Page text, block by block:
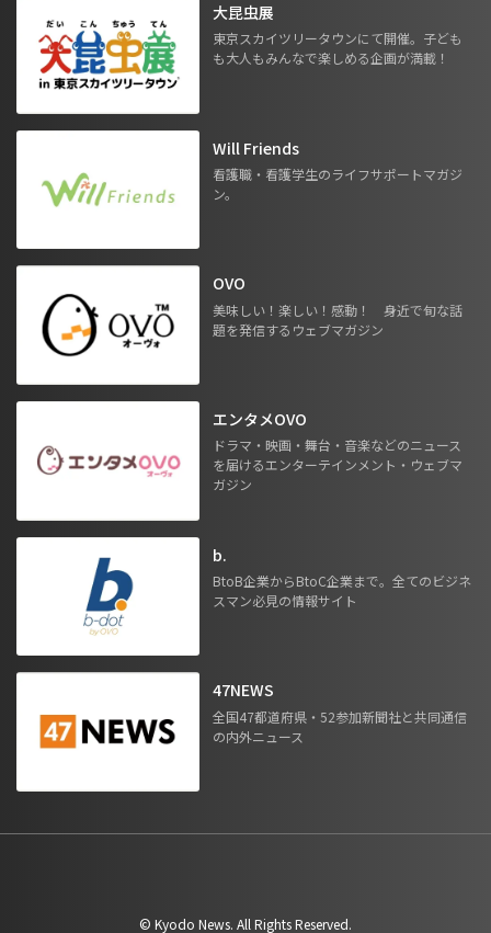
大昆虫展
東京スカイツリータウンにて開催。子ども
も大人もみんなで楽しめる企画が満載！
Will Friends
看護職・看護学生のライフサポートマガジ
ン。
OVO
美味しい！楽しい！感動！ 身近で旬な話
題を発信するウェブマガジン
エンタメOVO
ドラマ・映画・舞台・音楽などのニュース
を届けるエンターテインメント・ウェブマ
ガジン
b.
BtoB企業からBtoC企業まで。全てのビジネ
スマン必見の情報サイト
47NEWS
全国47都道府県・52参加新聞社と共同通信
の内外ニュース
©︎ Kyodo News. All Rights Reserved.